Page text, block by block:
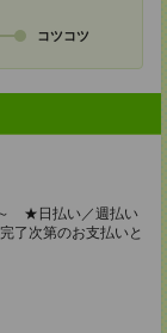
コツコツ
★日払い／週払い
了次第のお支払いと